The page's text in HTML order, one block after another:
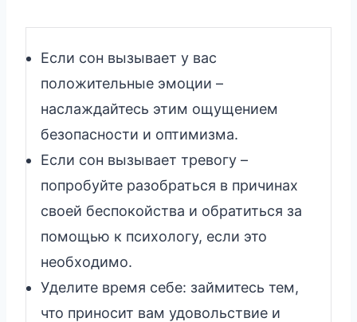
Если сон вызывает у вас
положительные эмоции –
наслаждайтесь этим ощущением
безопасности и оптимизма.
Если сон вызывает тревогу –
попробуйте разобраться в причинах
своей беспокойства и обратиться за
помощью к психологу, если это
необходимо.
Уделите время себе: займитесь тем,
что приносит вам удовольствие и